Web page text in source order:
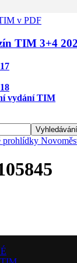
v PDF
TIM 3+4
vydání TIM
prohlídky